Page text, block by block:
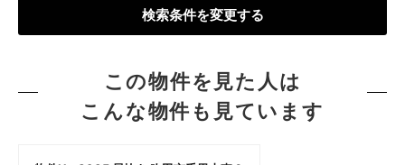
検索条件を変更する
この物件を見た人は
こんな物件も見ています